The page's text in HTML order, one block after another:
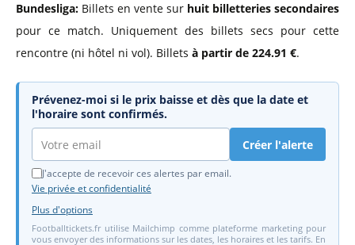
Bundesliga: Billets en vente sur huit billetteries secondaires
pour ce match. Uniquement des billets secs pour cette
rencontre (ni hôtel ni vol). Billets à partir de 224.91 €.
Prévenez-moi si le prix baisse et dès que la date et
l'horaire sont confirmés.
Créer l'alerte
J'accepte de recevoir ces alertes par email.
Vie privée et confidentialité
Plus d'options
Footballtickets.fr utilise Mailchimp comme plateforme marketing pour
vous envoyer des informations sur les dates, les horaires et les tarifs. En